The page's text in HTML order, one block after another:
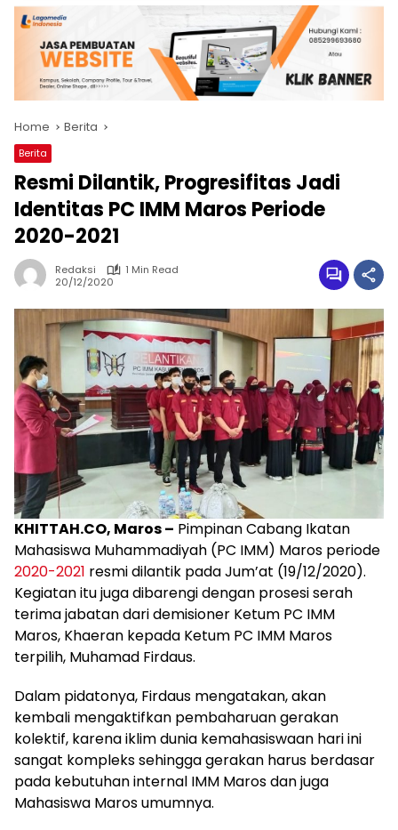
Home Berita
Berita
Resmi Dilantik, Progresifitas Jadi
Identitas PC IMM Maros Periode
2020-2021
Redaksi
1 Min Read
20/12/2020
KHITTAH.CO, Maros – Pimpinan Cabang Ikatan
Mahasiswa Muhammadiyah (PC IMM) Maros periode
2020-2021 resmi dilantik pada Jum’at (19/12/2020).
Kegiatan itu juga dibarengi dengan prosesi serah
terima jabatan dari demisioner Ketum PC IMM
Maros, Khaeran kepada Ketum PC IMM Maros
terpilih, Muhamad Firdaus.
Dalam pidatonya, Firdaus mengatakan, akan
kembali mengaktifkan pembaharuan gerakan
kolektif, karena iklim dunia kemahasiswaan hari ini
sangat kompleks sehingga gerakan harus berdasar
pada kebutuhan internal IMM Maros dan juga
Mahasiswa Maros umumnya.